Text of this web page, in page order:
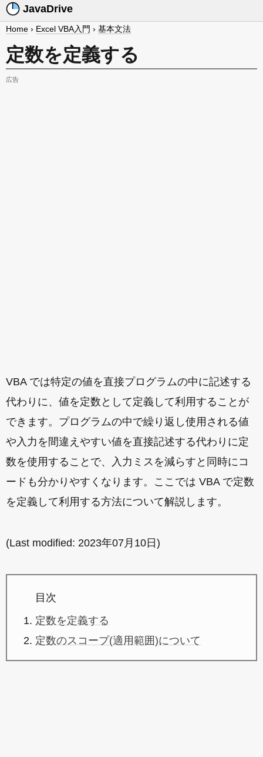
JavaDrive
Home › Excel VBA入門 › 基本文法
定数を定義する
広告
VBA では特定の値を直接プログラムの中に記述する
代わりに、値を定数として定義して利用することが
できます。プログラムの中で繰り返し使用される値
や入力を間違えやすい値を直接記述する代わりに定
数を使用することで、入力ミスを減らすと同時にコ
ードも分かりやすくなります。ここでは VBA で定数
を定義して利用する方法について解説します。
(Last modified: 2023年07月10日 )
目次
定数を定義する
定数のスコープ(適用範囲)について